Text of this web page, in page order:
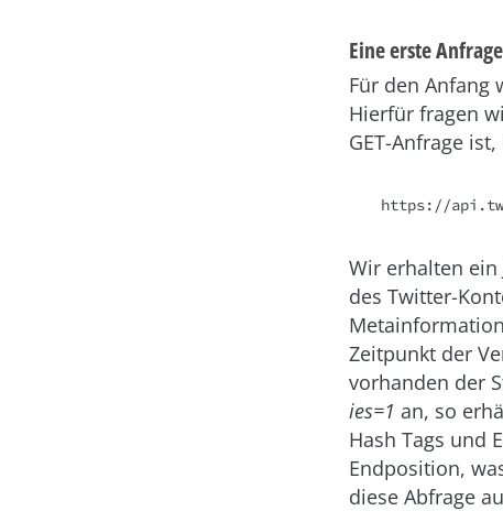
Eine erste Anfrage
Für den Anfang
Hierfür fragen
GET-Anfrage
https://
Wir erhalten ein
des Twitter-
Zeitpunkt der
vorhanden der
ies=1 an, so
Hash Tags und
Endposition,
diese Abfrage